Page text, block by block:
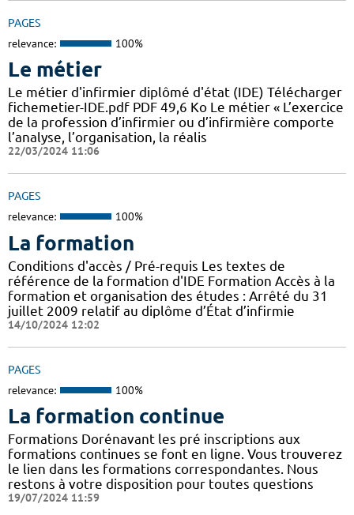
PAGES
relevance: 100%
Le métier
Le métier d'infirmier diplômé d'état (IDE) Télécharger
fichemetier-IDE.pdf PDF 49,6 Ko Le métier « L’exercice
de la profession d’infirmier ou d’infirmière comporte
l’analyse, l’organisation, la réalis
22/03/2024 11:06
PAGES
relevance: 100%
La formation
Conditions d'accès / Pré-requis Les textes de
référence de la formation d'IDE Formation Accès à la
formation et organisation des études : Arrêté du 31
juillet 2009 relatif au diplôme d’État d’infirmie
14/10/2024 12:02
PAGES
relevance: 100%
La formation continue
Formations Dorénavant les pré inscriptions aux
formations continues se font en ligne. Vous trouverez
le lien dans les formations correspondantes. Nous
restons à votre disposition pour toutes questions
19/07/2024 11:59